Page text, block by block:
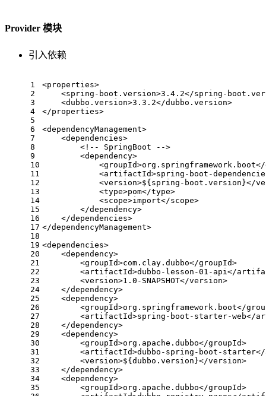
Provider 模块
引入依赖
1
2
3
4
5
6
7
8
9
10
11
12
13
14
15
16
17
18
19
20
21
22
23
24
25
26
27
28
29
30
31
32
33
34
35
<properties>
<spring-boot.version>3.4.2</spring-
<dubbo.version>3.3.2</dubbo.version>
</properties>
<dependencyManagement>
<dependencies>
<!-- SpringBoot -->
<dependency>
<groupId>org.springframework.boot</
<artifactId>spring-boot-
<version>${spring-boot.version}</
<type>pom</type>
<scope>import</scope>
</dependency>
</dependencies>
</dependencyManagement>
<dependencies>
<dependency>
<groupId>com.clay.dubbo</groupId>
<artifactId>dubbo-lesson-01-api</
<version>1.0-SNAPSHOT</version>
</dependency>
<dependency>
<groupId>org.springframework.boot</
<artifactId>spring-boot-starter-web</
</dependency>
<dependency>
<groupId>org.apache.dubbo</groupId>
<artifactId>dubbo-spring-boot-starter</
<version>${dubbo.version}</version>
</dependency>
<dependency>
<groupId>org.apache.dubbo</groupId>